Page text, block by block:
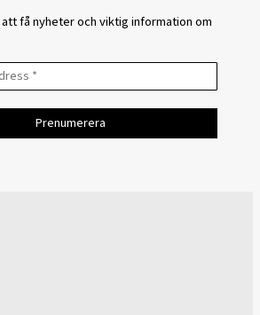
få nyheter och viktig information om